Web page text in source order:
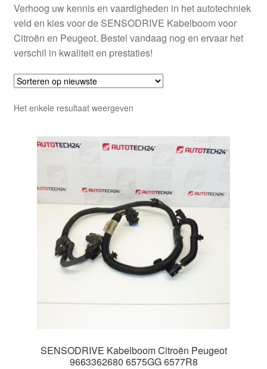
Verhoog uw kennis en vaardigheden in het autotechniek
veld en kies voor de SENSODRIVE Kabelboom voor
Citroën en Peugeot. Bestel vandaag nog en ervaar het
verschil in kwaliteit en prestaties!
Het enkele resultaat weergeven
SENSODRIVE Kabelboom Citroën Peugeot
9663362680 6575GG 6577R8